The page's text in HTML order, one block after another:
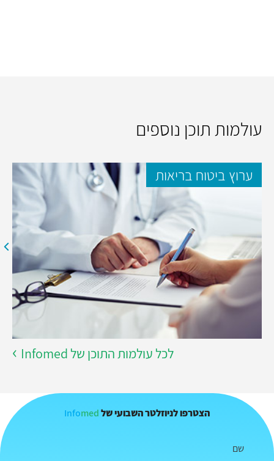
עולמות תוכן נוספים
ערוץ ביטוח בריאות
לכל עולמות התוכן של Infomed
הצטרפו לניוזלטר השבועי של Infomed
שם